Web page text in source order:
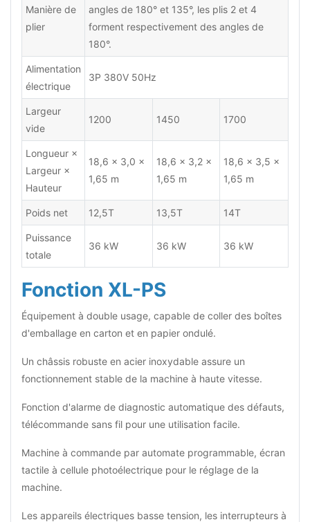
Manière de
plier
angles de 180° et 135°, les plis 2 et 4
forment respectivement des angles de
180°.
Alimentation
électrique
3P 380V 50Hz
Largeur
vide
1200 1450 1700
Longueur ×
Largeur ×
Hauteur
18,6 × 3,0 ×
1,65 m
18,6 × 3,2 ×
1,65 m
18,6 × 3,5 ×
1,65 m
Poids net 12,5T 13,5T 14T
Puissance
totale
36 kW 36 kW 36 kW
Fonction XL-PS
Équipement à double usage, capable de coller des boîtes
d'emballage en carton et en papier ondulé.
Un châssis robuste en acier inoxydable assure un
fonctionnement stable de la machine à haute vitesse.
Fonction d'alarme de diagnostic automatique des défauts,
télécommande sans fil pour une utilisation facile.
Machine à commande par automate programmable, écran
tactile à cellule photoélectrique pour le réglage de la
machine.
Les appareils électriques basse tension, les interrupteurs à